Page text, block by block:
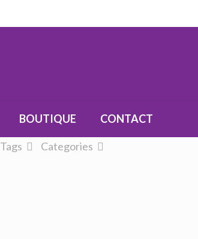
BOUTIQUE CONTACT
Categories
Tags